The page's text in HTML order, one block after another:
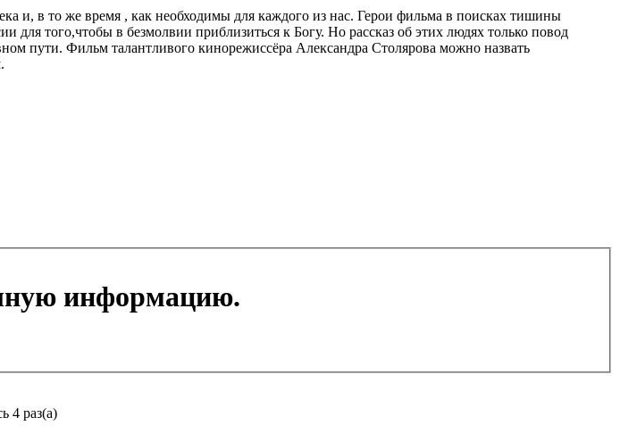
и, в то же время , как необходимы для каждого из нас. Герои фильма в поисках тишины
того,чтобы в безмолвии приблизиться к Богу. Но рассказ об этих людях только повод
пути. Фильм талантливого кинорежиссёра Александра Столярова можно назвать
информацию.
4 раз(а)